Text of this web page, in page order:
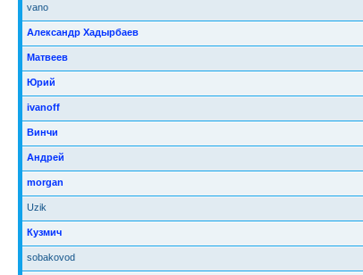
vano
Александр Хадырбаев
Матвеев
Юрий
ivanoff
Винчи
Андрей
morgan
Uzik
Кузмич
sobakovod